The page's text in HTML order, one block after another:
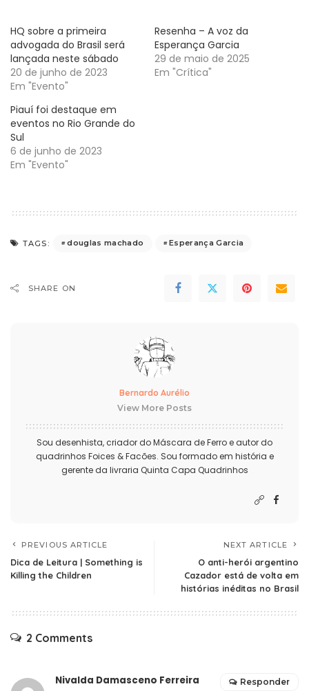
HQ sobre a primeira
advogada do Brasil será
lançada neste sábado
20 de junho de 2023
Em "Evento"
Resenha – A voz da
Esperança Garcia
29 de maio de 2025
Em "Crítica"
Piauí foi destaque em
eventos no Rio Grande do
Sul
6 de junho de 2023
Em "Evento"
TAGS: douglas machado Esperança Garcia
SHARE ON
Bernardo Aurélio
View More Posts
Sou desenhista, criador do Máscara de Ferro e autor do
quadrinhos Foices & Facões. Sou formado em história e
gerente da livraria Quinta Capa Quadrinhos
PREVIOUS ARTICLE
Dica de Leitura | Something is
Killing the Children
NEXT ARTICLE
O anti-herói argentino
Cazador está de volta em
histórias inéditas no Brasil
2 Comments
Nivalda Damasceno Ferreira Responder